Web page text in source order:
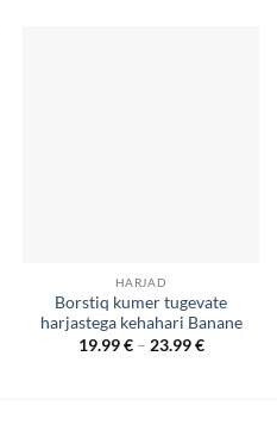
HARJAD
Borstiq kumer tugevate
harjastega kehahari Banane
19.99€ – 23.99€Price